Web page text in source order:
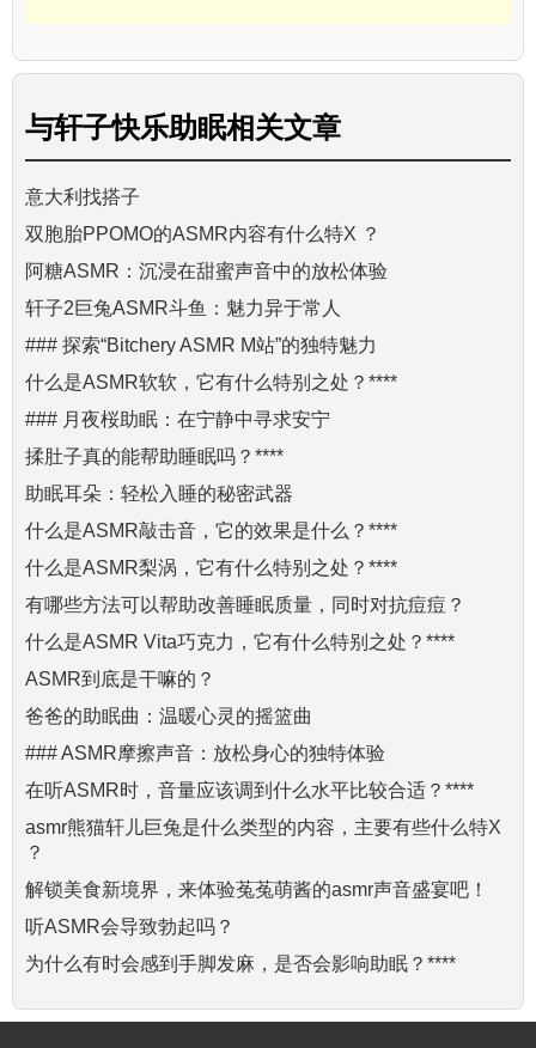
与轩子快乐助眠相关文章
意大利找搭子
双胞胎PPOMO的ASMR内容有什么特X ？
阿糖ASMR：沉浸在甜蜜声音中的放松体验
轩子2巨兔ASMR斗鱼：魅力异于常人
### 探索“Bitchery ASMR M站”的独特魅力
什么是ASMR软软，它有什么特别之处？****
### 月夜桜助眠：在宁静中寻求安宁
揉肚子真的能帮助睡眠吗？****
助眠耳朵：轻松入睡的秘密武器
什么是ASMR敲击音，它的效果是什么？****
什么是ASMR梨涡，它有什么特别之处？****
有哪些方法可以帮助改善睡眠质量，同时对抗痘痘？
什么是ASMR Vita巧克力，它有什么特别之处？****
ASMR到底是干嘛的？
爸爸的助眠曲：温暖心灵的摇篮曲
### ASMR摩擦声音：放松身心的独特体验
在听ASMR时，音量应该调到什么水平比较合适？****
asmr熊猫轩儿巨兔是什么类型的内容，主要有些什么特X
？
解锁美食新境界，来体验菟菟萌酱的asmr声音盛宴吧！
听ASMR会导致勃起吗？
为什么有时会感到手脚发麻，是否会影响助眠？****